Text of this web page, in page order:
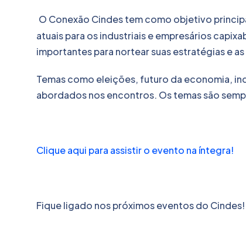
O Conexão Cindes tem como objetivo
atuais para os industriais e empresários
importantes para nortear suas estratégias e
Temas como eleições, futuro da economia,
abordados nos encontros. Os temas são
Clique aqui para assistir o evento na íntegra!
Fique ligado nos próximos eventos do Cindes!